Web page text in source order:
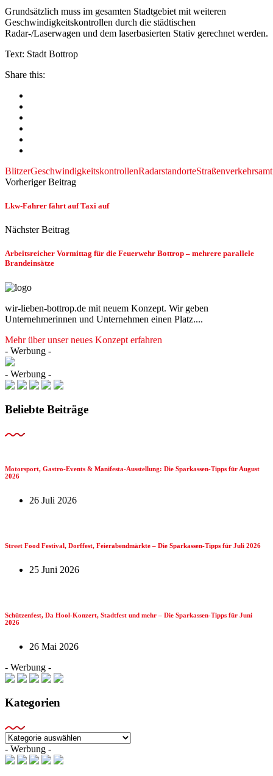
Grundsätzlich muss im gesamten Stadtgebiet mit weiteren
Geschwindigkeitskontrollen durch die städtischen
Radar-/Laserwagen und dem laserbasierten Stativ gerechnet werden.
Text: Stadt Bottrop
Share this:
BlitzerGeschwindigkeitskontrollenRadarstandorteStraßenverkehrsamt
Vorheriger Beitrag
Lkw-Fahrer fährt auf Taxi auf
Nächster Beitrag
Arbeitsreicher Vormittag für die Feuerwehr Bottrop – mehrere parallele
Brandeinsätze
wir-lieben-bottrop.de mit neuem Konzept. Wir geben
Unternehmerinnen und Unternehmen einen Platz....
Mehr über unser neues Konzept erfahren
- Werbung -
- Werbung -
Beliebte Beiträge
Motorsport, Gastro-Events & Manifesta-Ausstellung: Die Sparkassen-Tipps für August
2026
26 Juli 2026
Street Food Festival, Dorffest, Feierabendmärkte – Die Sparkassen-Tipps für Juli 2026
25 Juni 2026
Schützenfest, Da Hool-Konzert, Stadtfest und mehr – Die Sparkassen-Tipps für Juni
2026
26 Mai 2026
- Werbung -
Kategorien
Kategorien
- Werbung -